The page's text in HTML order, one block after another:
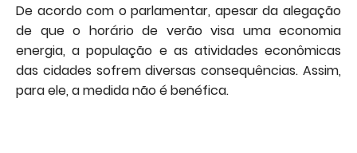
De acordo com o parlamentar, apesar da alegação
de que o horário de verão visa uma economia
energia, a população e as atividades econômicas
das cidades sofrem diversas consequências. Assim,
para ele, a medida não é benéfica.